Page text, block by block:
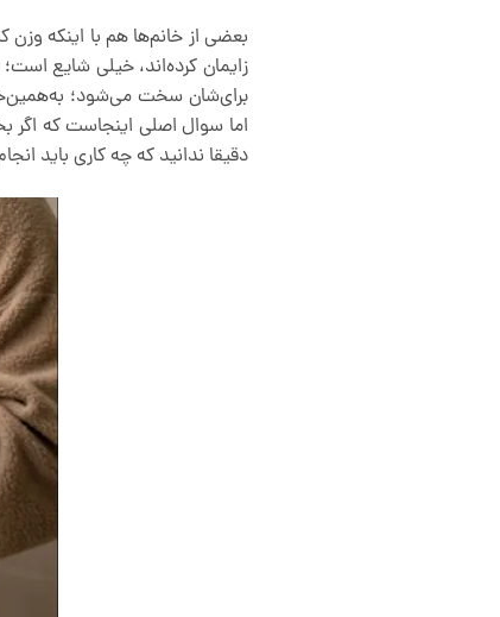
بعضی از خانم‌ها هم با اینکه
زایمان کرده‌اند، خیلی شایع
برای‌شان سخت می‌شود؛
اما سوال اصلی اینجاست که
دقیقا ندانید که چه کاری باید